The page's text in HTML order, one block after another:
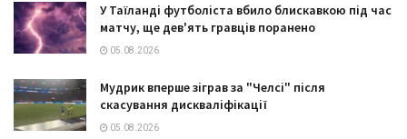
У Таїланді футболіста вбило блискавкою під час
матчу, ще дев'ять гравців поранено
05.08.2026
Мудрик вперше зіграв за "Челсі" після
скасування дискваліфікації
05.08.2026